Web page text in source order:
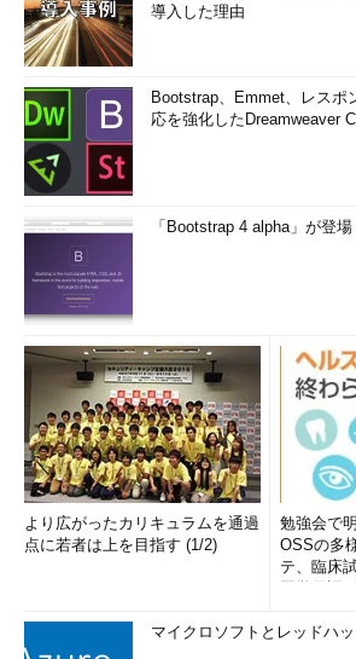
導入した理由
Bootstrap、Emmet、レスポ
応を強化したDreamweaver
「Bootstrap 4 alpha」が登場
より広がったカリキュラムを通過
点に若者は上を目指す (1/2)
勉強会で
OSSの多
テ、臨床
マイクロソフトとレッドハ